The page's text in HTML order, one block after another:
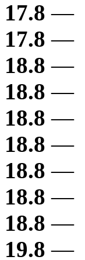
17.8 —
17.8 —
18.8 —
18.8 —
18.8 —
18.8 —
18.8 —
18.8 —
18.8 —
19.8 —